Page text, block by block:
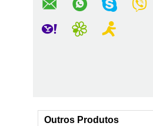
Outros Produtos